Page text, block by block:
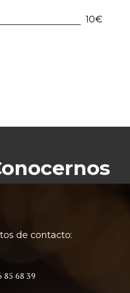
10€
de contacto:
85 68 39